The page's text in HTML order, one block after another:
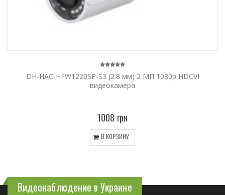
DH-HAC-HFW1220SP-S3 (2.8 мм) 2 МП 1080p HDCVI
видеокамера
1008 грн
В КОРЗИНУ
Видеонаблюдение в Украине